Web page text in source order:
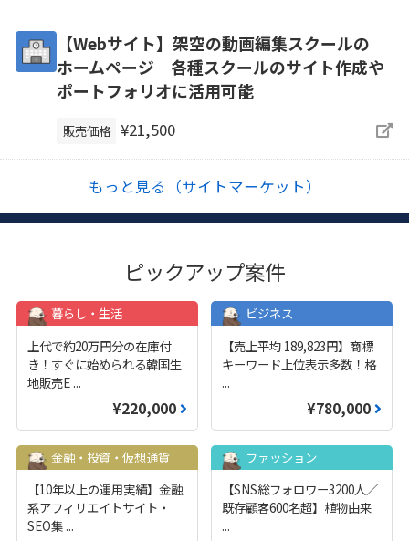
【Webサイト】架空の動画編集スクールの
ホームページ 各種スクールのサイト作成や
ポートフォリオに活用可能
販売価格 ¥21,500
もっと見る（サイトマーケット）
ピックアップ案件
暮らし・生活
上代で約20万円分の在庫付
き！すぐに始められる韓国生
地販売E ...
¥220,000
ビジネス
【売上平均 189,823円】商標
キーワード上位表示多数！格
...
¥780,000
金融・投資・仮想通貨
【10年以上の運用実績】金融
系アフィリエイトサイト・
SEO集 ...
ファッション
【SNS総フォロワー3200人／
既存顧客600名超】植物由来
...